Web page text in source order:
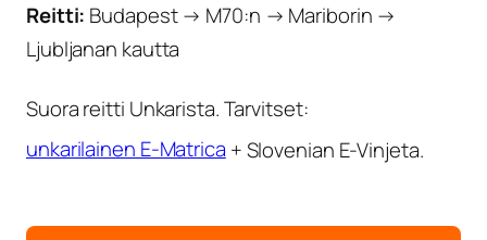
Reitti: Budapest → M70:n → Mariborin →
Ljubljanan kautta
Suora reitti Unkarista. Tarvitset:
unkarilainen E-Matrica + Slovenian E-Vinjeta.